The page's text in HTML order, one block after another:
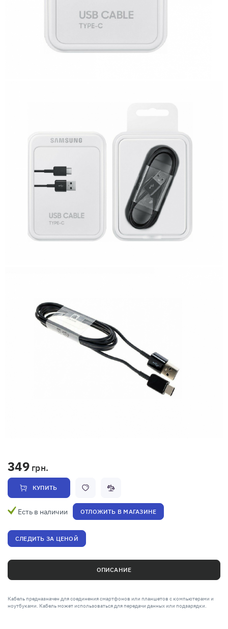
349 грн.
КУПИТЬ
Есть в наличии ОТЛОЖИТЬ В МАГАЗИНЕ
СЛЕДИТЬ ЗА ЦЕНОЙ
ОПИСАНИЕ
Кабель предназначен для соединения смартфонов или планшетов с компьютерами и
ноутбуками. Кабель может использоваться для передачи данных или подзарядки.